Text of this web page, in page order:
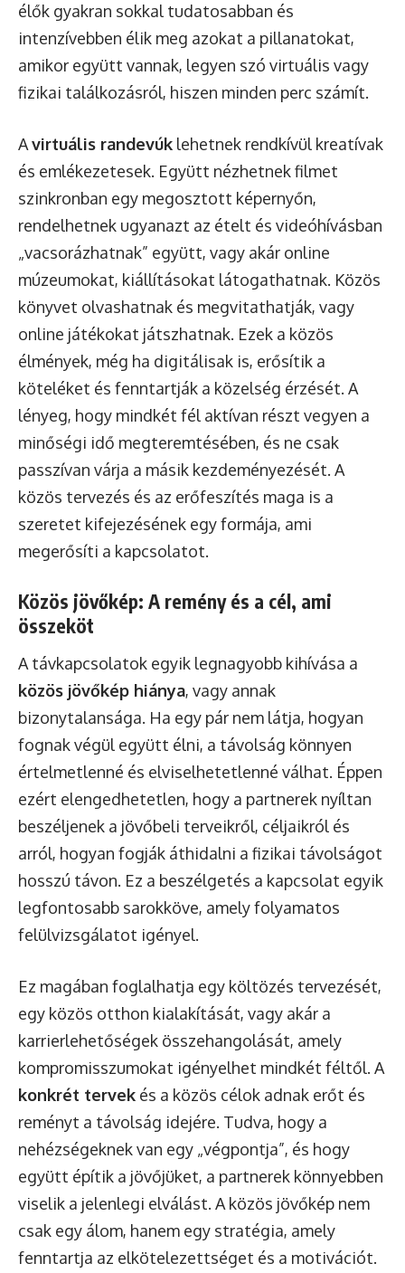
élők gyakran sokkal tudatosabban és
intenzívebben élik meg azokat a pillanatokat,
amikor együtt vannak, legyen szó virtuális vagy
fizikai találkozásról, hiszen minden perc számít.
Avirtuális randevúk lehetnek rendkívül kreatívak
és emlékezetesek. Együtt nézhetnek filmet
szinkronban egy megosztott képernyőn,
rendelhetnek ugyanazt az ételt és videóhívásban
„vacsorázhatnak” együtt, vagy akár online
múzeumokat, kiállításokat látogathatnak. Közös
könyvet olvashatnak és megvitathatják, vagy
online játékokat játszhatnak. Ezek a közös
élmények, még ha digitálisak is, erősítik a
köteléket és fenntartják a közelség érzését. A
lényeg, hogy mindkét fél aktívan részt vegyen a
minőségi idő megteremtésében, és ne csak
passzívan várja a másik kezdeményezését. A
közös tervezés és az erőfeszítés maga is a
szeretet kifejezésének egy formája, ami
megerősíti a kapcsolatot.
Közös jövőkép: A remény és a cél, ami
összeköt
A távkapcsolatok egyik legnagyobb kihívása a
közös jövőkép hiánya, vagy annak
bizonytalansága. Ha egy pár nem látja, hogyan
fognak végül együtt élni, a távolság könnyen
értelmetlenné és elviselhetetlenné válhat. Éppen
ezért elengedhetetlen, hogy a partnerek nyíltan
beszéljenek a jövőbeli terveikről, céljaikról és
arról, hogyan fogják áthidalni a fizikai távolságot
hosszú távon. Ez a beszélgetés a kapcsolat egyik
legfontosabb sarokköve, amely folyamatos
felülvizsgálatot igényel.
Ez magában foglalhatja egy költözés tervezését,
egy közös otthon kialakítását, vagy akár a
karrierlehetőségek összehangolását, amely
kompromisszumokat igényelhet mindkét féltől. A
konkrét tervek és a közös célok adnak erőt és
reményt a távolság idejére. Tudva, hogy a
nehézségeknek van egy „végpontja”, és hogy
együtt építik a jövőjüket, a partnerek könnyebben
viselik a jelenlegi elválást. A közös jövőkép nem
csak egy álom, hanem egy stratégia, amely
fenntartja az elkötelezettséget és a motivációt.